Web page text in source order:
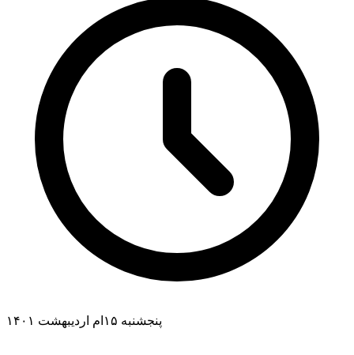
پنجشنبه ۱۵ام اردیبهشت ۱۴۰۱